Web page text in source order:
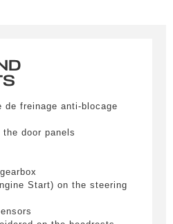
ci-dessous pour recevoir
dès qu’un véhicule
sera disponible.
PARTOUT EN
de freinage anti-blocage
door panels
Start) on the steering